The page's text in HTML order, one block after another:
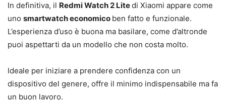
In definitiva, il Redmi Watch 2 Litedi Xiaomi appare come
uno smartwatch economico ben fatto e funzionale.
L’esperienza d’uso è buona ma basilare, come d’altronde
puoi aspettarti da un modello che non costa molto.
Ideale per iniziare a prendere confidenza con un
dispositivo del genere, offre il minimo indispensabile ma fa
un buon lavoro.